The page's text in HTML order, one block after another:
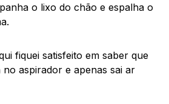
o lixo do chão e espalha o
fiquei satisfeito em saber que
aspirador e apenas sai ar